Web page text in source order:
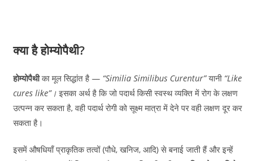
क्या है होम्योपैथी?
होम्योपैथीका मूल सिद्धांत है — “Similia Similibus Curentur”यानी “Like
cures like”। इसका अर्थ है कि जो पदार्थ किसी स्वस्थ व्यक्ति में रोग के लक्षण
उत्पन्न कर सकता है, वही पदार्थ रोगी को सूक्ष्म मात्रा में देने पर वही लक्षण दूर कर
सकता है।
इसमें औषधियाँ प्राकृतिक तत्वों (पौधे, खनिज, आदि) से बनाई जाती हैं और इन्हें